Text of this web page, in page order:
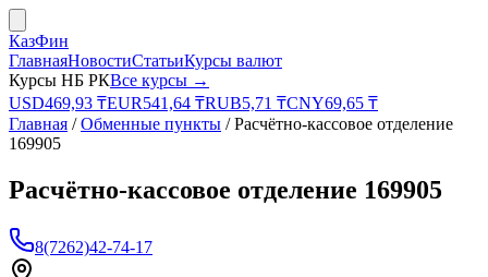
КазФин
ГлавнаяНовостиСтатьиКурсы валют
Курсы НБ РКВсе курсы →
USD469,93 ₸EUR541,64 ₸RUB5,71 ₸CNY69,65 ₸
Главная /Обменные пункты /Расчётно-кассовое отделение
169905
Расчётно-кассовое отделение 169905
8(7262)42-74-17